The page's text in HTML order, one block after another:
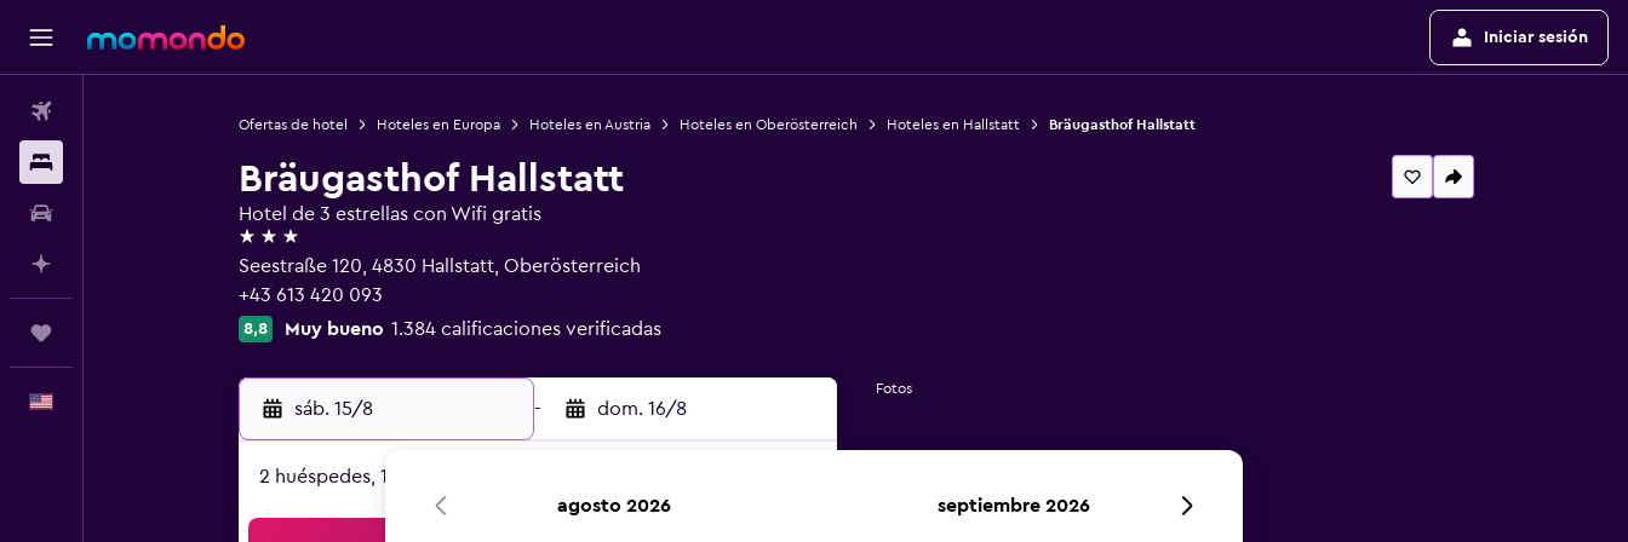
Iniciar sesión
Ofertas de hotel Hoteles en Europa Hoteles en Austria Hoteles en Oberösterreich Hoteles en Hallstatt Bräugasthof Hallstatt
Bräugasthof Hallstatt
Hotel de 3 estrellas con Wifi gratis
3 estrellas
Seestraße 120, 4830 Hallstatt, Oberösterreich
+43 613 420 093
8,8 Muy bueno 1.384 calificaciones verificadas
sáb. 15/8 - dom. 16/8
2 huéspedes, 1 habitación
Fotos
agosto 2026 septiembre 2026